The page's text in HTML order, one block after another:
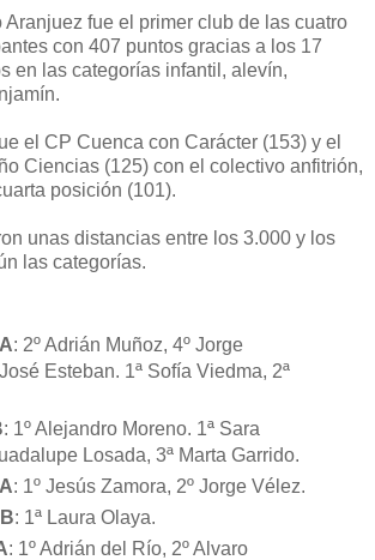
Aranjuez fue el primer club de las cuatro
con 407 puntos gracias a los 17
en las categorías infantil, alevín,
el CP Cuenca con Carácter (153) y el
Ciencias (125) con el colectivo anfitrión,
posición (101).
unas distancias entre los 3.000 y los
las categorías.
: 2º Adrián Muñoz, 4º Jorge
Esteban. 1ª Sofía Viedma, 2ª
: 1º Alejandro Moreno. 1ª Sara
Losada, 3ª Marta Garrido.
: 1º Jesús Zamora, 2º Jorge Vélez.
: 1ª Laura Olaya.
: 1º Adrián del Río, 2º Alvaro